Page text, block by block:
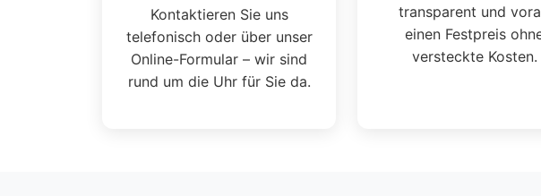
Kontaktieren Sie uns
telefonisch oder über unser
Online-Formular – wir sind
rund um die Uhr für Sie da.
transparent und
einen Festpreis
versteckte Kosten.